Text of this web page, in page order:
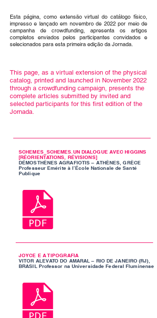
Esta página, como extensão virtual do catálogo físico,
impresso e lançado em novembro de 2022 por meio de
campanha de crowdfunding, apresenta os artigos
completos enviados pelos participantes convidados e
selecionados para esta primeira edição da Jornada.
This page, as a virtual extension of the physical
catalog, printed and launched in November 2022
through a crowdfunding campaign, presents the
complete articles submitted by invited and
selected participants for this first edition of the
Jornada.
SCHEMES_SCHEMES.UN DIALOGUE AVEC HIGGINS
[RÉORIENTATIONS, RÉVISIONS]
DÉMOSTHÈNES AGRAFIOTIS – ATHÈNES, GRÈCE
Professeur Emérite à l’École Nationale de Santé
Publique
JOYCE E A TIPOGRAFIA
VITOR ALEVATO DO AMARAL – RIO DE JANEIRO (RJ),
BRASIL Professor na Universidade Federal Fluminense